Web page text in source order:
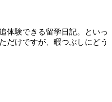
体験できる留学日記。といっ
だけですが、暇つぶしにどう